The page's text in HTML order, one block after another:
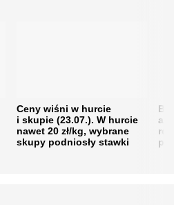
Ceny wiśni w hurcie
i skupie (23.07.). W hurcie
nawet 20 zł/kg, wybrane
skupy podniosły stawki